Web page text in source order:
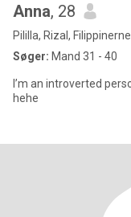
Anna, 28
Pililla, Rizal, Filippinerne
Søger: Mand 31 - 40
I’m an introverted
hehe